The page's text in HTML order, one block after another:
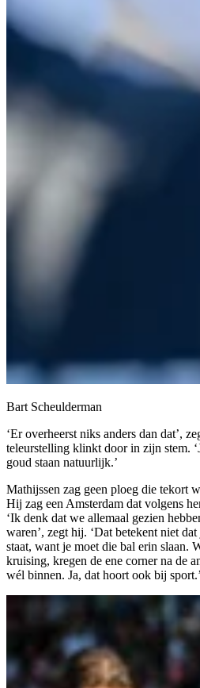
Bart Scheulderman
‘Er overheerst niks anders dan dat’,
teleurstelling klinkt door in zijn stem.
goud staan natuurlijk.’
Mathijssen zag geen ploeg die tekort
Hij zag een Amsterdam dat volgens
‘Ik denk dat we allemaal gezien
waren’, zegt hij. ‘Dat betekent niet
staat, want je moet die bal erin slaan.
kruising, kregen de ene corner na de
wél binnen. Ja, dat hoort ook bij sport.’